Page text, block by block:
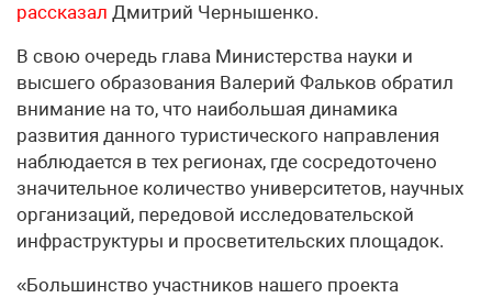
рассказал Дмитрий Чернышенко.
В свою очередь глава Министерства науки и
высшего образования Валерий Фальков обратил
внимание на то, что наибольшая динамика
развития данного туристического направления
наблюдается в тех регионах, где сосредоточено
значительное количество университетов, научных
организаций, передовой исследовательской
инфраструктуры и просветительских площадок.
«Большинство участников нашего проекта